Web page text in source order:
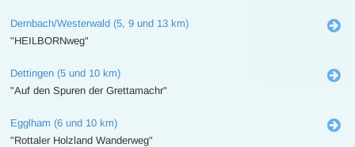
Dernbach/Westerwald (5, 9 und 13 km)
"HEILBORNweg"
Dettingen (5 und 10 km)
"Auf den Spuren der Grettamachr"
Egglham (6 und 10 km)
"Rottaler Holzland Wanderweg"